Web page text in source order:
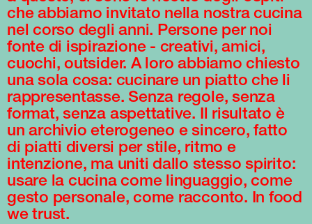
che abbiamo invitato nella nostra cucina
nel corso degli anni. Persone per noi
fonte di ispirazione - creativi, amici,
cuochi, outsider. A loro abbiamo chiesto
una sola cosa: cucinare un piatto che li
rappresentasse. Senza regole, senza
format, senza aspettative. Il risultato è
un archivio eterogeneo e sincero, fatto
di piatti diversi per stile, ritmo e
intenzione, ma uniti dallo stesso spirito:
usare la cucina come linguaggio, come
gesto personale, come racconto. In food
we trust.